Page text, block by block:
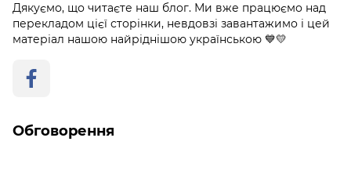
Дякуємо, що читаєте наш блог. Ми вже працюємо над
перекладом цієї сторінки, невдовзі завантажимо і цей
матеріал нашою найріднішою українською 💙💛
Обговорення